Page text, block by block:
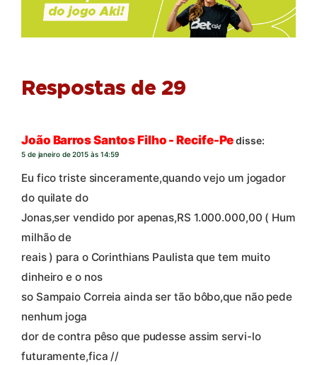
Respostas de 29
João Barros Santos Filho - Recife-Pedisse:
5 de janeiro de 2015 às 14:59
Eu fico triste sinceramente,quando vejo um jogador
do quilate do
Jonas,ser vendido por apenas,RS 1.000.000,00 ( Hum
milhão de
reais ) para o Corinthians Paulista que tem muito
dinheiro e o nos
so Sampaio Correia ainda ser tão bôbo,que não pede
nenhum joga
dor de contra pêso que pudesse assim servi-lo
futuramente,fica //